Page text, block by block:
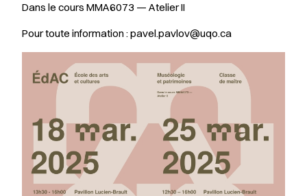
Dans le cours MMA6073 — Atelier II
Pour toute information : pavel.pavlov@uqo.ca